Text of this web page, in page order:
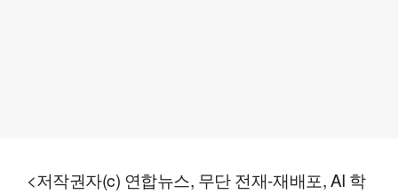
<저작권자(c) 연합뉴스, 무단 전재-재배포, AI 학